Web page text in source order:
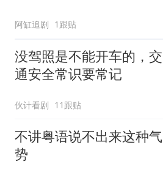
阿缸追剧 1跟贴
没驾照是不能开车的，交
通安全常识要常记
伙计看剧 11跟贴
不讲粤语说不出来这种气
势